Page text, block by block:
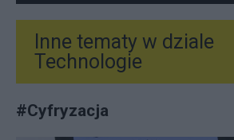
Inne tematy w dziale
Technologie
#Cyfryzacja